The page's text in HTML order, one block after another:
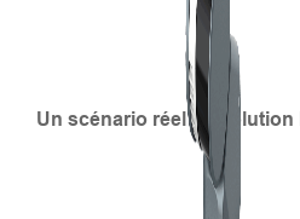
Un scénario réel de solution